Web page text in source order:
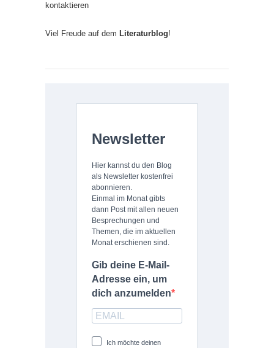
kontaktieren
Viel Freude auf dem Literaturblog!
Newsletter
Hier kannst du den Blog
als Newsletter kostenfrei
abonnieren.
Einmal im Monat gibts
dann Post mit allen neuen
Besprechungen und
Themen, die im aktuellen
Monat erschienen sind.
Gib deine E-Mail-
Adresse ein, um
dich anzumelden
Ich möchte deinen